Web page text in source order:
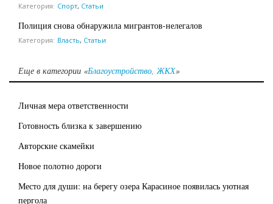
Категория: Спорт, Статьи
Полиция снова обнаружила мигрантов-нелегалов
Категория: Власть, Статьи
Еще в категории «Благоустройство, ЖКХ»
Личная мера ответственности
Готовность близка к завершению
Авторские скамейки
Новое полотно дороги
Место для души: на берегу озера Карасиное появилась уютная
пергола